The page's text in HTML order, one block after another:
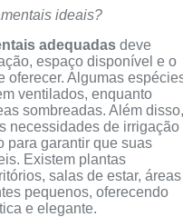
ideais?
adequadas deve
espaço disponível e o
oferecer. Algumas
ventilados, enquanto
sombreadas. Além
necessidades de irrigação
para garantir que suas
Existem plantas
salas de estar, áreas
pequenos, oferecendo
e elegante.